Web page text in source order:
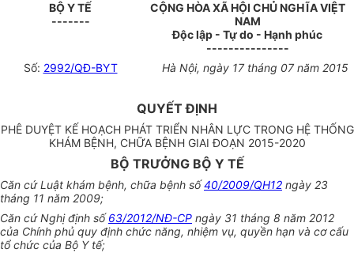
BỘ Y TẾ
-------
CỘNG HÒA XÃ HỘI CHỦ NGHĨA VIỆT
NAM
Độc lập - Tự do - Hạnh phúc
---------------
Số: 2992/QĐ-BYT Hà Nội, ngày 17 tháng 07 năm 2015
QUYẾT ĐỊNH
PHÊ DUYỆT KẾ HOẠCH PHÁT TRIỂN NHÂN LỰC TRONG HỆ THỐNG
KHÁM BỆNH, CHỮA BỆNH GIAI ĐOẠN 2015-2020
BỘ TRƯỞNG BỘ Y TẾ
Căn cứ Luật khám bệnh, chữa bệnh số40/2009/QH12 ngày 23
tháng 11 năm 2009;
Căn cứ Nghị định số63/2012/NĐ-CP ngày 31 tháng 8 năm 2012
của Chính phủ quy định chức năng, nhiệm vụ, quyền hạn và cơ cấu
tổ chức của Bộ Y tế;